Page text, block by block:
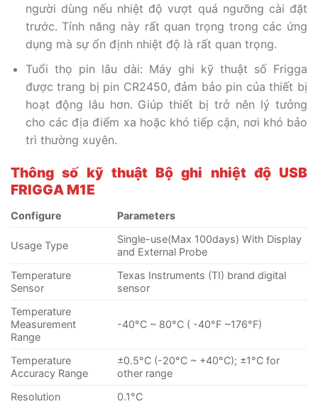
người dùng nếu nhiệt độ vượt quá ngưỡng cài đặt
trước. Tính năng này rất quan trọng trong các ứng
dụng mà sự ổn định nhiệt độ là rất quan trọng.
Tuổi thọ pin lâu dài: Máy ghi kỹ thuật số Frigga
được trang bị pin CR2450, đảm bảo pin của thiết bị
hoạt động lâu hơn. Giúp thiết bị trở nên lý tưởng
cho các địa điểm xa hoặc khó tiếp cận, nơi khó bảo
trì thường xuyên.
Thông số kỹ thuật Bộ ghi nhiệt độ USB
FRIGGA M1E
Configure Parameters
Usage Type
Single-use(Max 100days) With Display
and External Probe
Temperature
Sensor
Texas Instruments (TI) brand digital
sensor
Temperature
Measurement
Range
-40°C ~ 80°C ( -40°F ~176°F)
Temperature
Accuracy Range
±0.5°C (-20°C ~ +40°C); ±1°C for
other range
Resolution
0.1°C